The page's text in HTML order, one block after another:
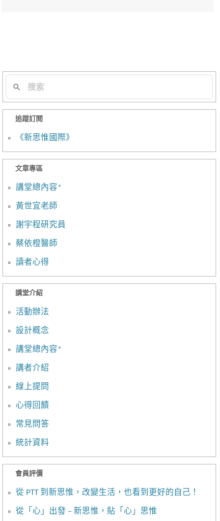
追蹤訂閱
《新思惟國際》
文章專區
講堂總內容*
黃世宜老師
謝宇程研究員
蔡依橙醫師
讀者心得
講堂介紹
活動辦法
設計概念
講堂總內容*
講者介紹
線上提問
心得回饋
常見問答
統計資料
會員評價
從 PTT 到新思惟，改變生活，也看到更好的自己！
從「心」出發 – 新思惟，貼「心」思惟